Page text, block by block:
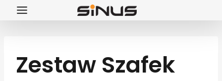
Przejdź
Zestaw Szafek